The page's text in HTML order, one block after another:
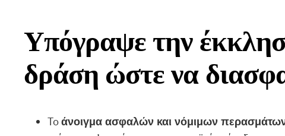
Υπόγραψε την
δράση ώστε να
Το άνοιγμα ασφαλών και νόμιμων